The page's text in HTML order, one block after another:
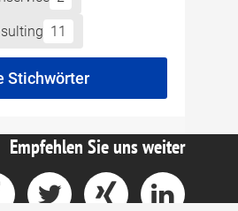
11
Stichwörter
Empfehlen Sie uns weiter